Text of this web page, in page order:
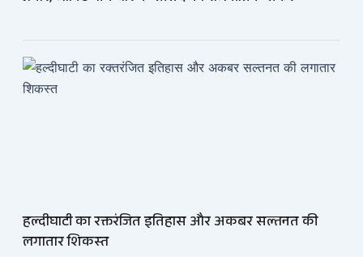
हल्दीघाटी का रक्तरंजित इतिहास और अकबर सल्तनत की
लगातार शिकस्त